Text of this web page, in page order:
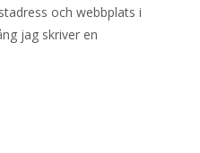
och webbplats i
jag skriver en